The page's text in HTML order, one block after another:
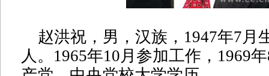
赵洪祝，男，汉族，1947年7月
人。1965年10月参加工作，1969